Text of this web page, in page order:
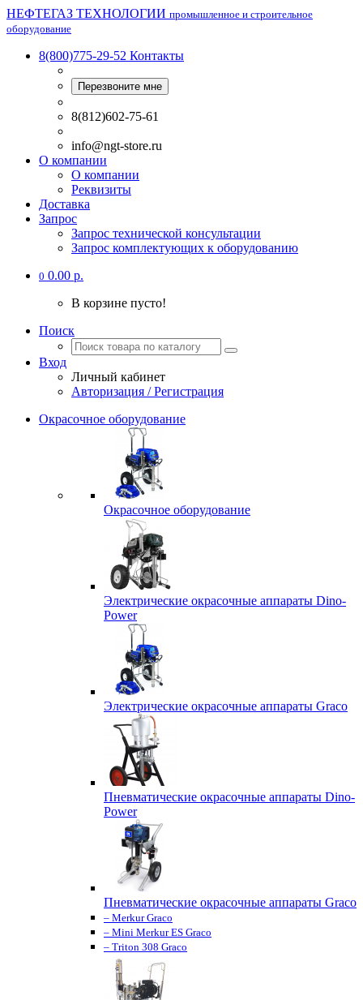
НЕФТЕГАЗ ТЕХНОЛОГИИ промышленное и строительное
оборудование
8(800)775-29-52 Контакты
Перезвоните мне
8(812)602-75-61
info@ngt-store.ru
О компании
О компании
Реквизиты
Доставка
Запрос
Запрос технической консультации
Запрос комплектующих к оборудованию
0 0.00 р.
В корзине пусто!
Поиск
Вход
Личный кабинет
Авторизация / Регистрация
Окрасочное оборудование
Окрасочное оборудование
Электрические окрасочные аппараты Dino-
Power
Электрические окрасочные аппараты Graco
Пневматические окрасочные аппараты Dino-
Power
Пневматические окрасочные аппараты Graco
– Merkur Graco
– Mini Merkur ES Graco
– Triton 308 Graco